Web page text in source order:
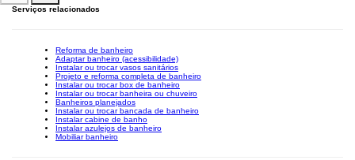
Serviços relacionados
Reforma de banheiro
Adaptar banheiro (acessibilidade)
Instalar ou trocar vasos sanitários
Projeto e reforma completa de banheiro
Instalar ou trocar box de banheiro
Instalar ou trocar banheira ou chuveiro
Banheiros planejados
Instalar ou trocar bancada de banheiro
Instalar cabine de banho
Instalar azulejos de banheiro
Mobiliar banheiro